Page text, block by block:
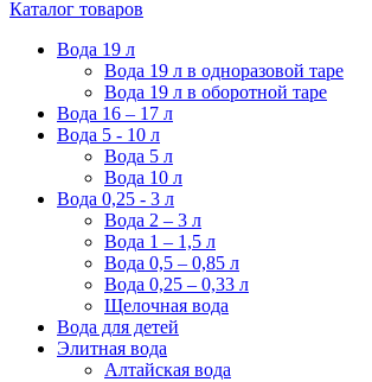
Каталог товаров
Вода 19 л
Вода 19 л в одноразовой таре
Вода 19 л в оборотной таре
Вода 16 – 17 л
Вода 5 - 10 л
Вода 5 л
Вода 10 л
Вода 0,25 - 3 л
Вода 2 – 3 л
Вода 1 – 1,5 л
Вода 0,5 – 0,85 л
Вода 0,25 – 0,33 л
Щелочная вода
Вода для детей
Элитная вода
Алтайская вода